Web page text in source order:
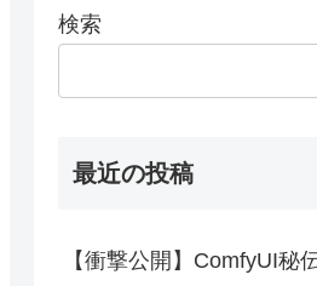
検索
最近の投稿
【衝撃公開】ComfyUI秘